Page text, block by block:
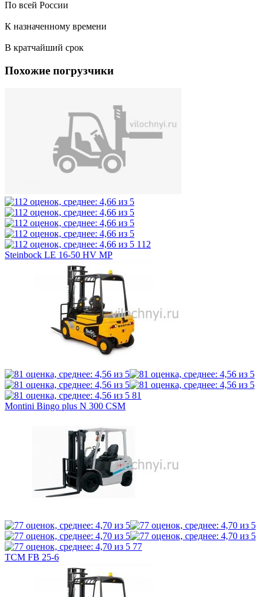
По всей России
К назначенному времени
В кратчайший срок
Похожие погрузчики
112
Steinbock LE 16-50 HV MP
81
Montini Bingo plus N 300 CSM
77
TCM FB 25-6